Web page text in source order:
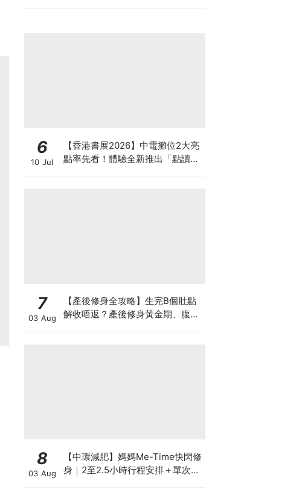
6
10 Jul
【香港書展2026】中電攤位2大亮
點率先看！體驗全新推出「點讀故
7
03 Aug
【產後修身全攻略】生完B個肚點
解收唔返？產後修身黃金期、腹直
8
03 Aug
【中環減肥】媽媽Me-Time快閃修
身｜2至2.5小時行程安排＋單次收